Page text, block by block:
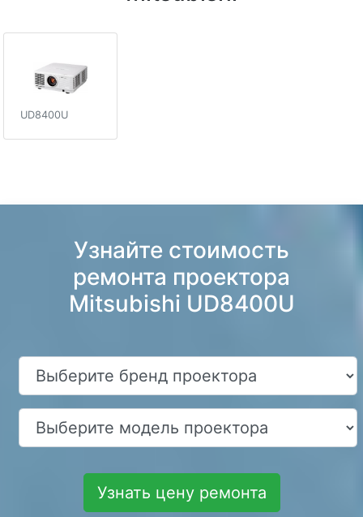
UD8400U
Узнайте стоимость
ремонта проектора
Mitsubishi UD8400U
Узнать цену ремонта